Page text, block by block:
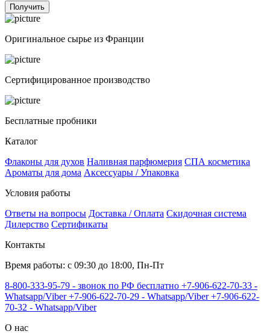
Получить
Оригинальное сырье из Франции
Сертифицированное производство
Бесплатные пробники
Каталог
Флаконы для духов Наливная парфюмерия СПА косметика
Ароматы для дома Аксессуары / Упаковка
Условия работы
Ответы на вопросы Доставка / Оплата Скидочная система
Дилерство Сертификаты
Контакты
Время работы: с 09:30 до 18:00, Пн-Пт
8-800-333-95-79 - звонок по РФ бесплатно +7-906-622-70-33 -
Whatsapp/Viber+7-906-622-70-29 - Whatsapp/Viber+7-906-622-
70-32 - Whatsapp/Viber
О нас